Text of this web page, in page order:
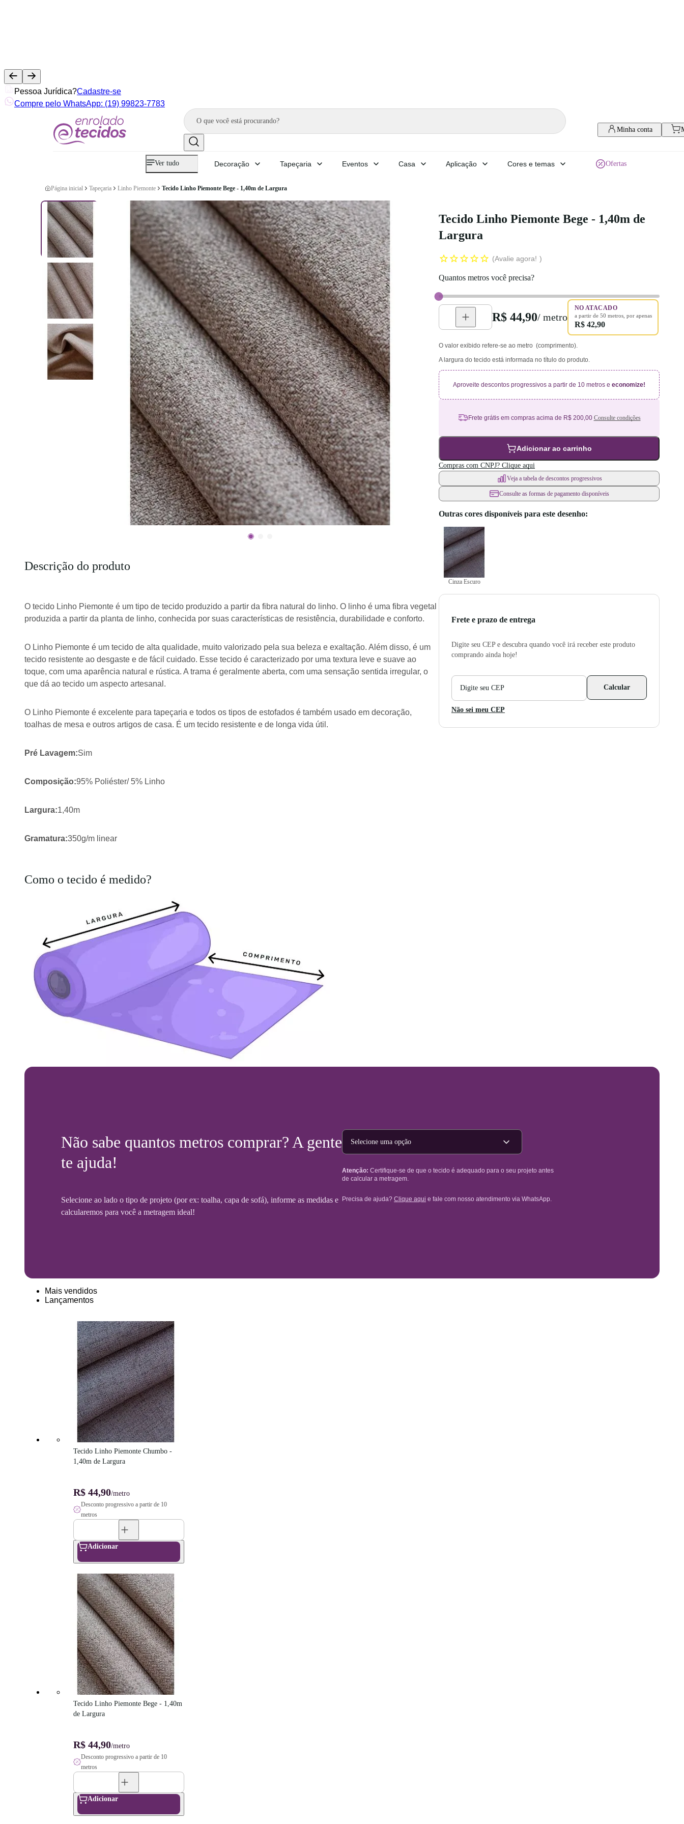
Pessoa Jurídica?Cadastre-se
Compre pelo WhatsApp: (19) 99823-7783
Minha conta
Ver tudo Decoração Tapeçaria Eventos Casa Aplicação Cores e temas Ofertas
Página inicial Tapeçaria Linho Piemonte Tecido Linho Piemonte Bege - 1,40m de Largura
Descrição do produto
O tecido Linho Piemonte é um tipo de tecido produzido a partir da fibra natural do linho. O linho é uma fibra vegetal
produzida a partir da planta de linho, conhecida por suas características de resistência, durabilidade e conforto.
O Linho Piemonte é um tecido de alta qualidade, muito valorizado pela sua beleza e exaltação. Além disso, é um
tecido resistente ao desgaste e de fácil cuidado. Esse tecido é caracterizado por uma textura leve e suave ao
toque, com uma aparência natural e rústica. A trama é geralmente aberta, com uma sensação sentida irregular, o
que dá ao tecido um aspecto artesanal.
O Linho Piemonte é excelente para tapeçaria e todos os tipos de estofados é também usado em decoração,
toalhas de mesa e outros artigos de casa. É um tecido resistente e de longa vida útil.
Pré Lavagem:Sim
Composição:95% Poliéster/ 5% Linho
Largura:1,40m
Gramatura:350g/m linear
Como o tecido é medido?
Tecido Linho Piemonte Bege - 1,40m de
Largura
Avalie agora!
Quantos metros você precisa?
R$ 44,90/ metro
NO ATACADO
a partir de 50 metros, por apenas
R$ 42,90
O valor exibido refere-se ao metro (comprimento).
A largura do tecido está informada no título do produto.
Aproveite descontos progressivos a partir de 10 metros e economize!
Frete grátis em compras acima de R$ 200,00 Consulte condições
Adicionar ao carrinho
Compras com CNPJ? Clique aqui
Veja a tabela de descontos progressivos
Consulte as formas de pagamento disponíveis
Outras cores disponíveis para este desenho:
Cinza Escuro
Frete e prazo de entrega
Digite seu CEP e descubra quando você irá receber este produto
comprando ainda hoje!
CEP
para
cálculo
de
frete
Calcular
Não sei meu CEP
Não sabe quantos metros comprar? A gente
te ajuda!
Selecione ao lado o tipo de projeto (por ex: toalha, capa de sofá), informe as medidas e
calcularemos para você a metragem ideal!
Tipo de projeto
Atenção: Certifique-se de que o tecido é adequado para o seu projeto antes
de calcular a metragem.
Precisa de ajuda? Clique aqui e fale com nosso atendimento via WhatsApp.
Mais vendidos
Lançamentos
Tecido Linho Piemonte Chumbo -
1,40m de Largura
R$ 44,90/metro
Desconto progressivo a partir de 10
metros
Adicionar
Tecido Linho Piemonte Bege - 1,40m
de Largura
R$ 44,90/metro
Desconto progressivo a partir de 10
metros
Adicionar